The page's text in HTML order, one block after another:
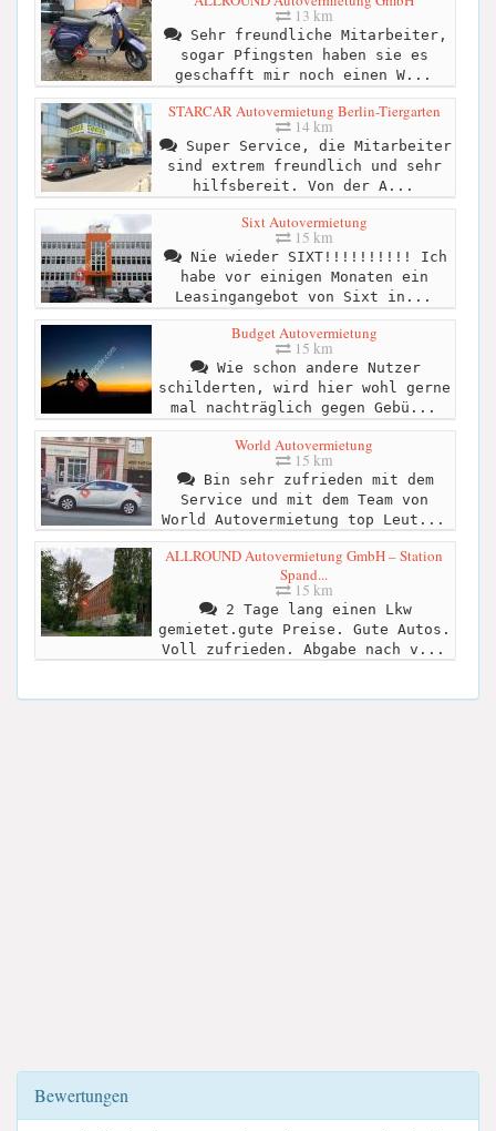
13 km
Sehr freundliche Mitarbeiter,
sogar Pfingsten haben sie es
geschafft mir noch einen W...
STARCAR Autovermietung Berlin-Tiergarten
14 km
Super Service, die Mitarbeiter
sind extrem freundlich und sehr
hilfsbereit. Von der A...
Sixt Autovermietung
15 km
Nie wieder SIXT!!!!!!!!!! Ich
habe vor einigen Monaten ein
Leasingangebot von Sixt in...
Budget Autovermietung
15 km
Wie schon andere Nutzer
schilderten, wird hier wohl gerne
mal nachträglich gegen Gebü...
World Autovermietung
15 km
Bin sehr zufrieden mit dem
Service und mit dem Team von
World Autovermietung top Leut...
ALLROUND Autovermietung GmbH – Station
Spand...
15 km
2 Tage lang einen Lkw
gemietet.gute Preise. Gute Autos.
Voll zufrieden. Abgabe nach v...
Bewertungen